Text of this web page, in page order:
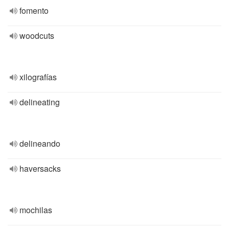
fomento
woodcuts
xilografías
delineating
delineando
haversacks
mochilas